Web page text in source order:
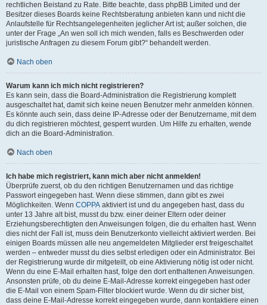
rechtlichen Beistand zu Rate. Bitte beachte, dass phpBB Limited und der
Besitzer dieses Boards keine Rechtsberatung anbieten kann und nicht die
Anlaufstelle für Rechtsangelegenheiten jeglicher Art ist; außer solchen, die
unter der Frage „An wen soll ich mich wenden, falls es Beschwerden oder
juristische Anfragen zu diesem Forum gibt?“ behandelt werden.
Nach oben
Warum kann ich mich nicht registrieren?
Es kann sein, dass die Board-Administration die Registrierung komplett
ausgeschaltet hat, damit sich keine neuen Benutzer mehr anmelden können.
Es könnte auch sein, dass deine IP-Adresse oder der Benutzername, mit dem
du dich registrieren möchtest, gesperrt wurden. Um Hilfe zu erhalten, wende
dich an die Board-Administration.
Nach oben
Ich habe mich registriert, kann mich aber nicht anmelden!
Überprüfe zuerst, ob du den richtigen Benutzernamen und das richtige
Passwort eingegeben hast. Wenn diese stimmen, dann gibt es zwei
Möglichkeiten. Wenn COPPA aktiviert ist und du angegeben hast, dass du
unter 13 Jahre alt bist, musst du bzw. einer deiner Eltern oder deiner
Erziehungsberechtigten den Anweisungen folgen, die du erhalten hast. Wenn
dies nicht der Fall ist, muss dein Benutzerkonto vielleicht aktiviert werden. Bei
einigen Boards müssen alle neu angemeldeten Mitglieder erst freigeschaltet
werden – entweder musst du dies selbst erledigen oder ein Administrator. Bei
der Registrierung wurde dir mitgeteilt, ob eine Aktivierung nötig ist oder nicht.
Wenn du eine E-Mail erhalten hast, folge den dort enthaltenen Anweisungen.
Ansonsten prüfe, ob du deine E-Mail-Adresse korrekt eingegeben hast oder
die E-Mail von einem Spam-Filter blockiert wurde. Wenn du dir sicher bist,
dass deine E-Mail-Adresse korrekt eingegeben wurde, dann kontaktiere einen